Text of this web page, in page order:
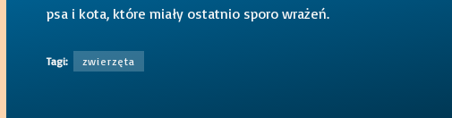
psa i kota, które miały ostatnio sporo wrażeń.
Tagi: zwierzęta